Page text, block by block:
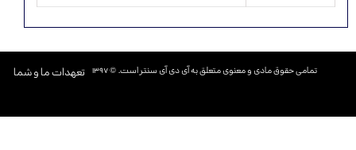
تعهدات ما و شما تمامی حقوق مادی و معنوی متعلق به آی دی آی سنتر است. © ۱۳۹۷​​​​​​​